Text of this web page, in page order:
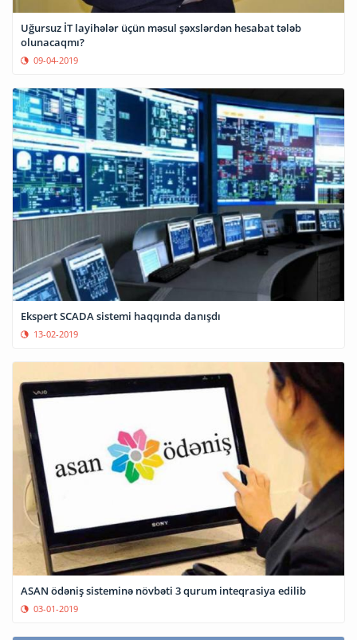
Uğursuz İT layihələr üçün məsul şəxslərdən hesabat tələb
olunacaqmı?
09-04-2019
Ekspert SCADA sistemi haqqında danışdı
13-02-2019
ASAN ödəniş sisteminə növbəti 3 qurum inteqrasiya edilib
03-01-2019